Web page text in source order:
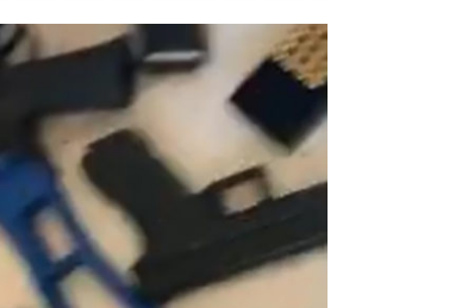
znaka sa najvećim uspjehom u ljubavi u septembru 2025.
Parubija u Lavovu: komandant Majdana pogođen s osam metaka
susreti u znaku Jedinstva OPUŠTENO